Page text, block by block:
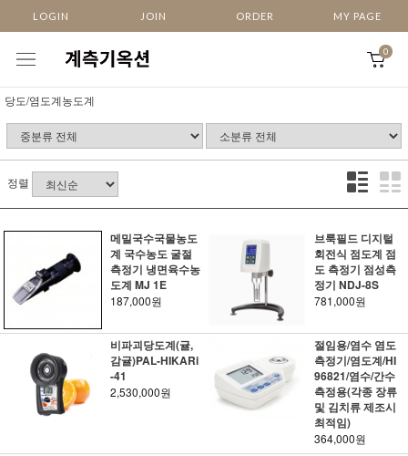
LOGIN JOIN ORDER MY PAGE
0
당도/염도계농도계
정렬
메밀국수국물농도
계 국수농도 굴절
측정기 냉면육수농
도계 MJ 1E
187,000원
브룩필드 디지털
회전식 점도계 점
도 측정기 점성측
정기 NDJ-8S
781,000원
비파괴당도계(귤,
감귤)PAL-HIKARi
-41
2,530,000원
절임용/염수 염도
측정기/염도계/HI
96821/염수/간수
측정용(각종 장류
및 김치류 제조시
최적임)
364,000원